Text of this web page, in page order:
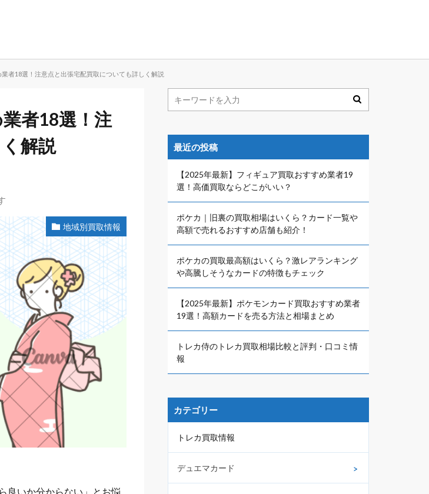
者18選！注意点と出張宅配買取についても詳しく解説
者18選！注
解説
地域別買取情報
良いか分からない」とお悩
最近の投稿
【2025年最新】フィギュア買取おすすめ業者19
選！高価買取ならどこがいい？
ポケカ｜旧裏の買取相場はいくら？カード一覧や
高額で売れるおすすめ店舗も紹介！
ポケカの買取最高額はいくら？激レアランキング
や高騰しそうなカードの特徴もチェック
【2025年最新】ポケモンカード買取おすすめ業者
19選！高額カードを売る方法と相場まとめ
トレカ侍のトレカ買取相場比較と評判・口コミ情
報
カテゴリー
トレカ買取情報
デュエマカード